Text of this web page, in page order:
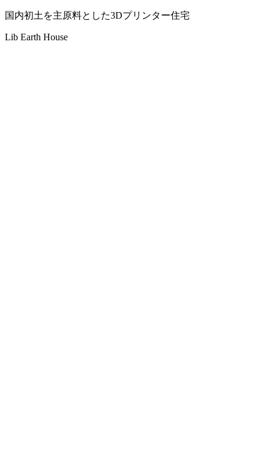
国内初土を主原料とした3Dプリンター住宅
Lib Earth House